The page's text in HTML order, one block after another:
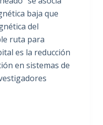
baja que
del
ruta para
es la reducción
en sistemas de